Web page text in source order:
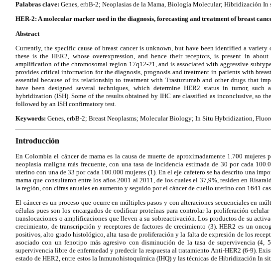
Palabras clave: Genes, erbB-2; Neoplasias de la Mama, Biología Molecular; Hibridización In
HER-2: A molecular marker used in the diagnosis, forecasting and treatment of breast
Abstract
Currently, the specific cause of breast cancer is unknown, but have been identified a
these is the HER2, whose overexpression, and hence their receptors, is present in
amplification of the chromosomal region 17q12-21, and is associated with aggressive
provides critical information for the diagnosis, prognosis and treatment in patients with
essential because of its relationship to treatment with Trastuzumab and other drugs that
have been designed several techniques, which determine HER2 status in tumor,
hybridization (ISH). Some of the results obtained by IHC are classified as inconclusive, so
followed by an ISH confirmatory test.
Keywords: Genes, erbB-2; Breast Neoplasms; Molecular Biology; In Situ Hybridization,
Introducción
En Colombia el cáncer de mama es la causa de muerte de aproximadamente 1.700
neoplasia maligna más frecuente, con una tasa de incidencia estimada de 30 por cada
uterino con una de 33 por cada 100.000 mujeres (1). En el eje cafetero se ha descrito una
mama que consultaron entre los años 2001 al 2011, de los cuales el 37,9%, residen en
la región, con cifras anuales en aumento y seguido por el cáncer de cuello uterino con 1641
El cáncer es un proceso que ocurre en múltiples pasos y con alteraciones secuenciales en
células pues son los encargados de codificar proteínas para controlar la proliferación
translocaciones o amplificaciones que lleven a su sobreactivación. Los productos de su
crecimiento, de transcripción y receptores de factores de crecimiento (3). HER2 es un
positivos, alto grado histológico, alta tasa de proliferación y la falta de expresión de los
asociado con un fenotipo más agresivo con disminución de la tasa de supervivencia (4,
supervivencia libre de enfermedad y predecir la respuesta al tratamiento Anti-HER2 (6-9).
estado de HER2, entre estos la Inmunohistoquímica (IHQ) y las técnicas de Hibridización In